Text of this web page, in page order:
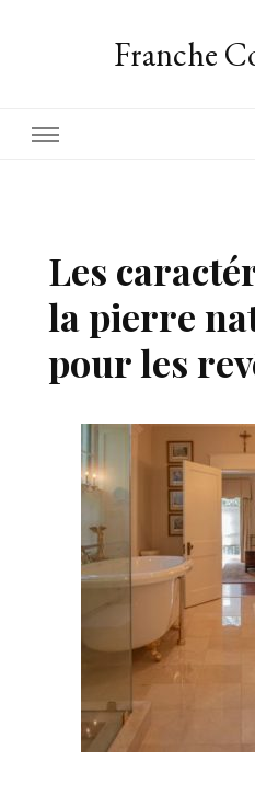
Franche
Les
la pierre
pour les